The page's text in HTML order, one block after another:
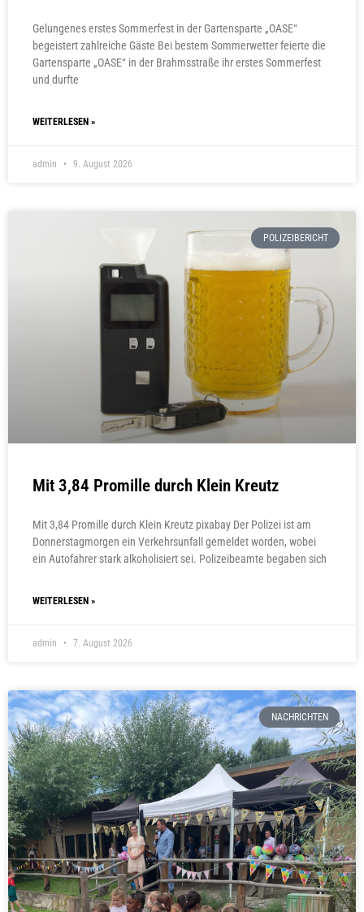
Gelungenes erstes Sommerfest in der Gartensparte „OASE“
begeistert zahlreiche Gäste Bei bestem Sommerwetter feierte die
Gartensparte „OASE“ in der Brahmsstraße ihr erstes Sommerfest
und durfte
WEITERLESEN »
admin 9. August 2026
POLIZEIBERICHT
Mit 3,84 Promille durch Klein Kreutz
Mit 3,84 Promille durch Klein Kreutz pixabay Der Polizei ist am
Donnerstagmorgen ein Verkehrsunfall gemeldet worden, wobei
ein Autofahrer stark alkoholisiert sei. Polizeibeamte begaben sich
WEITERLESEN »
admin 7. August 2026
NACHRICHTEN